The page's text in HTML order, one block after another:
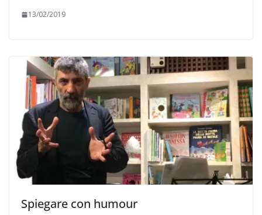
13/02/2019
Spiegare con humour